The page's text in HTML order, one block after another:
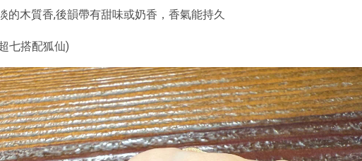
的木質香,後韻帶有甜味或奶香，香氣能持久
七搭配狐仙)